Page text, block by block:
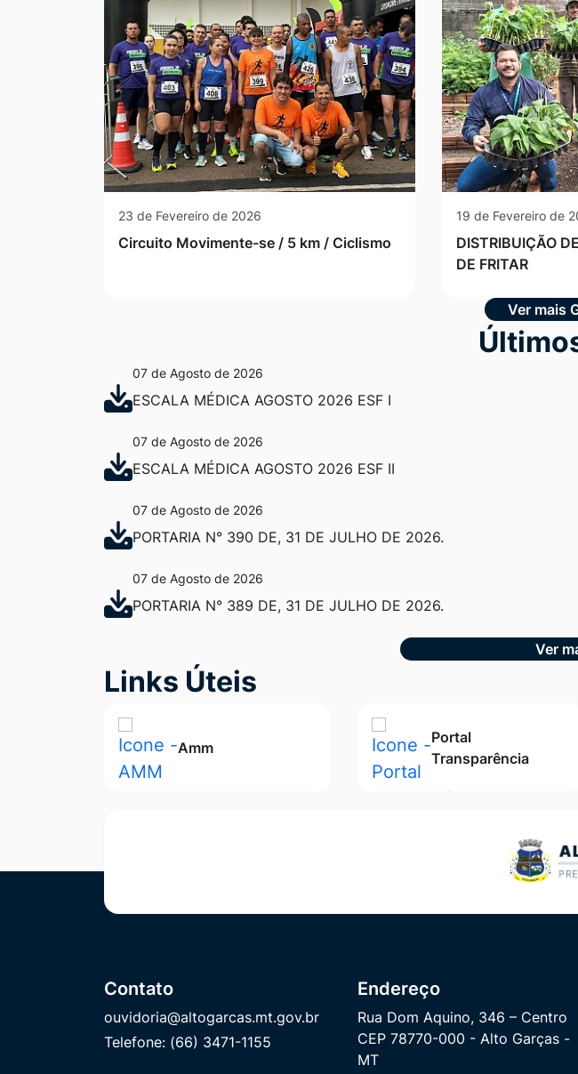
23 de Fevereiro de 2026
Circuito Movimente-se / 5 km / Ciclismo
19 de Fevereiro de
DISTRIBUIÇÃO
DE FRITAR
Ver mais
07 de Agosto de 2026
ESCALA MÉDICA AGOSTO 2026 ESF I
07 de Agosto de 2026
ESCALA MÉDICA AGOSTO 2026 ESF II
07 de Agosto de 2026
PORTARIA N° 390 DE, 31 DE JULHO DE 2026.
07 de Agosto de 2026
PORTARIA N° 389 DE, 31 DE JULHO DE 2026.
Ver
Seção Links ÚteisLinks Úteis
Amm
Portal
Transparência
Contato
ouvidoria@altogarcas.mt.gov.br
Telefone: (66) 3471-1155
Endereço
Rua Dom Aquino, 346 – Centro
CEP 78770-000 - Alto Garças -
MT